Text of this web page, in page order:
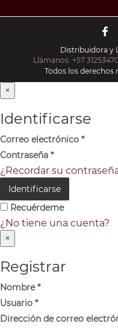
Distribuidora y
Llámanos: +57
Todos los derechos
×
Identificarse
Correo electrónico *
Contraseña *
¿Recordar su
Identificarse
Recuérdeme
¿No tiene una cuenta?
×
Registrar
Nombre*
Usuario *
Dirección de correo